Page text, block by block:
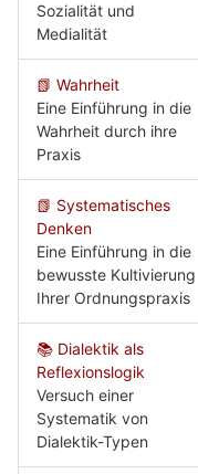
Sozialität und
Medialität
📗 Wahrheit
Eine Einführung in die
Wahrheit durch ihre
Praxis
📗 Systematisches
Denken
Eine Einführung in die
bewusste Kultivierung
Ihrer Ordnungspraxis
📚 Dialektik als
Reflexionslogik
Versuch einer
Systematik von
Dialektik-Typen